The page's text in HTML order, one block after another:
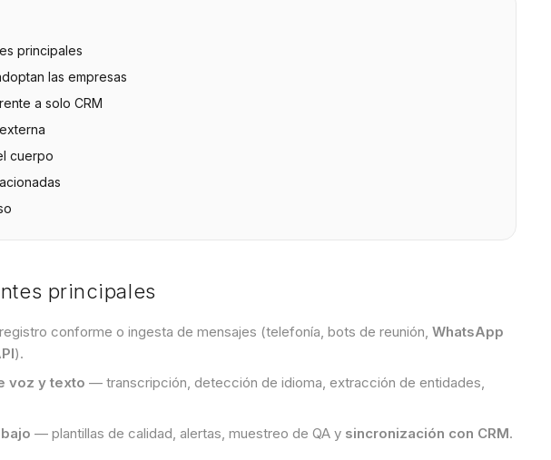
principales
las empresas
a solo CRM
cuerpo
principales
conforme o ingesta de mensajes (telefonía, bots de reunión, WhatsApp
).
voz y texto — transcripción, detección de idioma, extracción de entidades,
— plantillas de calidad, alertas, muestreo de QA y sincronización con CRM.